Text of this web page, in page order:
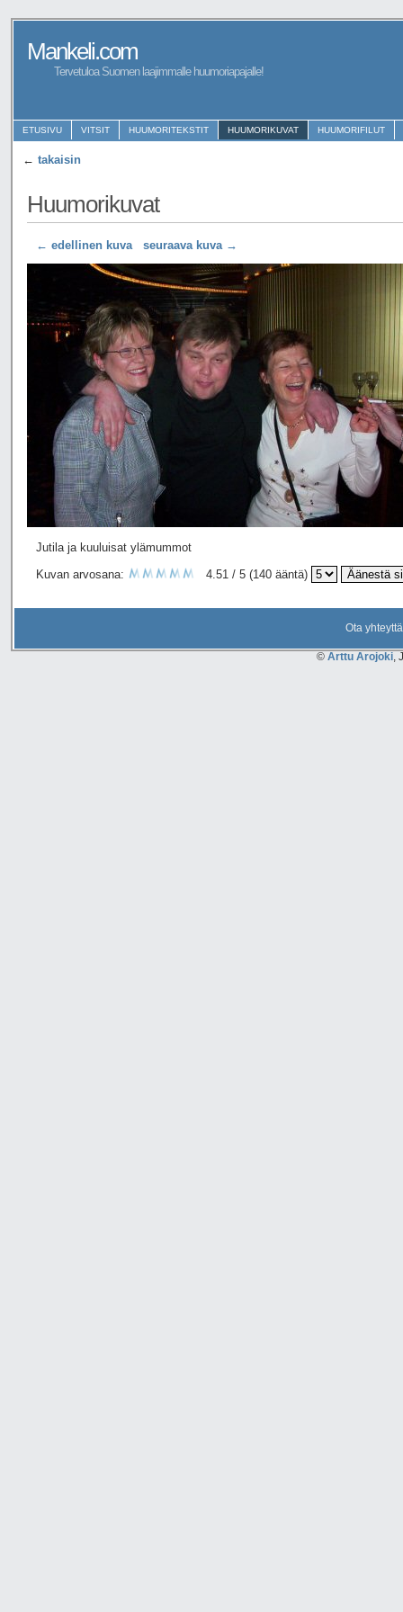
Mankeli.com
Tervetuloa Suomen laajimmalle huumoriapajalle!
ETUSIVU VITSIT HUUMORITEKSTIT HUUMORIKUVAT HUUMORIFILUT
← takaisin
Huumorikuvat
← edellinen kuva seuraava kuva →
Jutila ja kuuluisat ylämummot
Kuvan arvosana:
4.51 / 5 (140 ääntä)
Ota
© Arttu Arojoki ,